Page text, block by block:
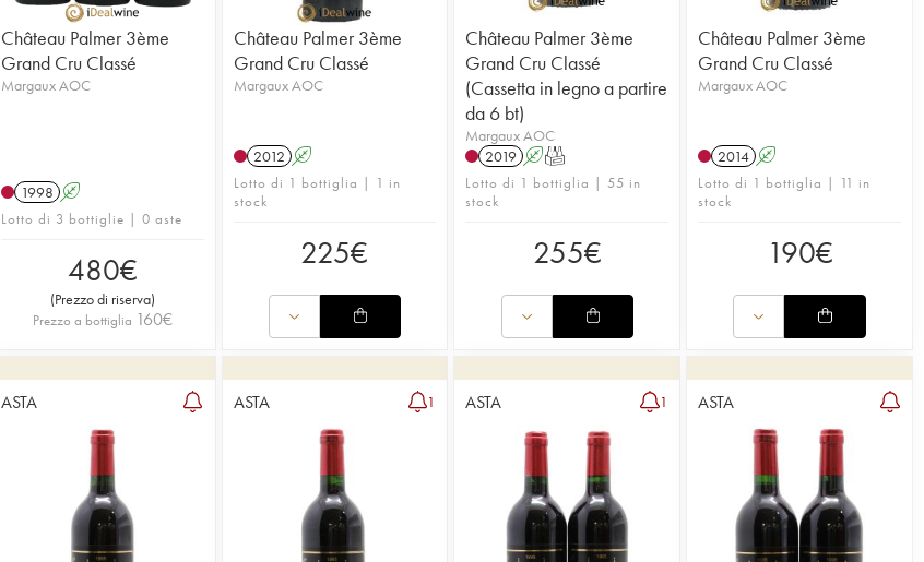
Château Palmer 3ème
Grand Cru Classé
Margaux AOC
1998 A
Lotto di 3 bottiglie | 0 aste
480€
(Prezzo di riserva)
Prezzo a bottiglia 160€
Château Palmer 3ème
Grand Cru Classé
Margaux AOC
2012 A
Lotto di 1 bottiglia | 1 in
stock
225€
Château Palmer 3ème
Grand Cru Classé
(Cassetta in legno a partire
da 6 bt)
Margaux AOC
2019 AT
Lotto di 1 bottiglia | 55 in
stock
255€
Château Palmer 3ème
Grand Cru Classé
Margaux AOC
2014 A
Lotto di 1 bottiglia | 11 in
stock
190€
ASTA ASTA 1 ASTA 1 ASTA